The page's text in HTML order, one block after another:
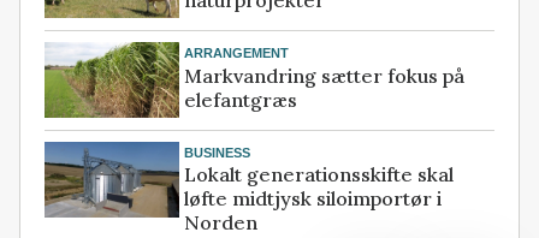
ARRANGEMENT
Markvandring sætter fokus på
elefantgræs
BUSINESS
Lokalt generationsskifte skal
løfte midtjysk siloimportør i
Norden